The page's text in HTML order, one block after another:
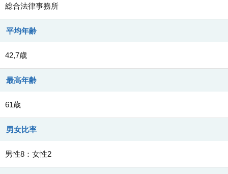
総合法律事務所
平均年齢
42,7歳
最高年齢
61歳
男女比率
男性8：女性2